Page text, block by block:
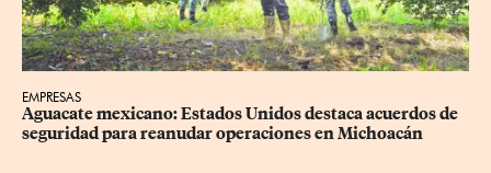
EMPRESAS
Aguacate mexicano: Estados Unidos destaca acuerdos de
seguridad para reanudar operaciones en Michoacán